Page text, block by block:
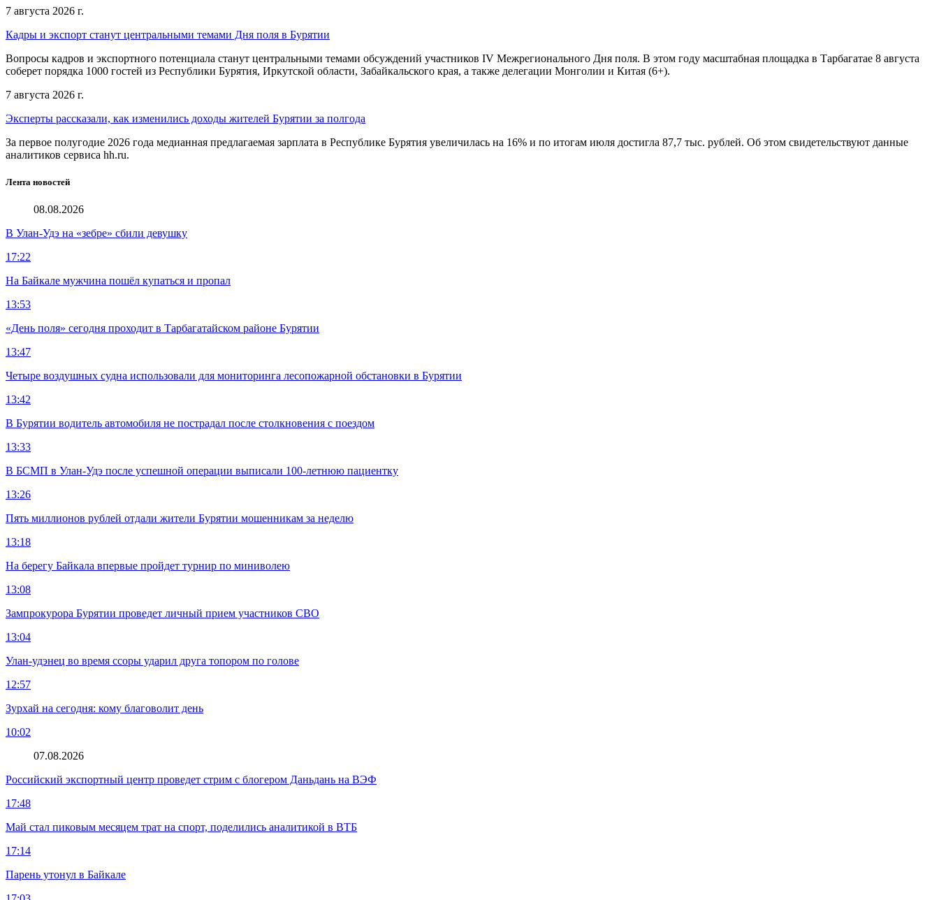
7 августа 2026 г.
Кадры и экспорт станут центральными темами Дня поля в Бурятии
Вопросы кадров и экспортного потенциала станут центральными темами обсуждений участников IV Межрегионального Дня поля. В этом году масштабная площадка в Тарбагатае 8 августа
соберет порядка 1000 гостей из Республики Бурятия, Иркутской области, Забайкальского края, а также делегации Монголии и Китая (6+).
7 августа 2026 г.
Эксперты рассказали, как изменились доходы жителей Бурятии за полгода
За первое полугодие 2026 года медианная предлагаемая зарплата в Республике Бурятия увеличилась на 16% и по итогам июля достигла 87,7 тыс. рублей. Об этом свидетельствуют данные
аналитиков сервиса hh.ru.
Лента новостей
08.08.2026
В Улан-Удэ на «зебре» сбили девушку
17:22
На Байкале мужчина пошёл купаться и пропал
13:53
«День поля» сегодня проходит в Тарбагатайском районе Бурятии
13:47
Четыре воздушных судна использовали для мониторинга лесопожарной обстановки в Бурятии
13:42
В Бурятии водитель автомобиля не пострадал после столкновения с поездом
13:33
В БСМП в Улан-Удэ после успешной операции выписали 100-летнюю пациентку
13:26
Пять миллионов рублей отдали жители Бурятии мошенникам за неделю
13:18
На берегу Байкала впервые пройдет турнир по миниволею
13:08
Зампрокурора Бурятии проведет личный прием участников СВО
13:04
Улан-удэнец во время ссоры ударил друга топором по голове
12:57
Зурхай на сегодня: кому благоволит день
10:02
07.08.2026
Российский экспортный центр проведет стрим с блогером Даньдань на ВЭФ
17:48
Май стал пиковым месяцем трат на спорт, поделились аналитикой в ВТБ
17:14
Парень утонул в Байкале